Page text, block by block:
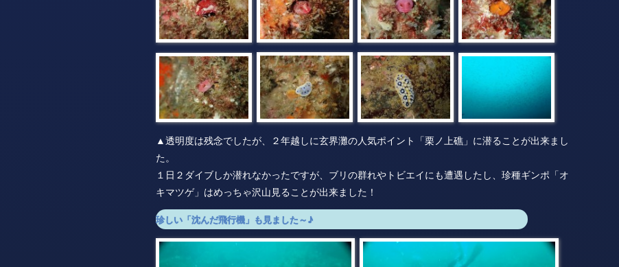
▲透明度は残念でしたが、２年越しに玄界灘の人気ポイント「栗ノ上礁」に潜ることが出来まし
た。
１日２ダイブしか潜れなかったですが、ブリの群れやトビエイにも遭遇したし、珍種ギンポ「オ
キマツゲ」はめっちゃ沢山見ることが出来ました！
珍しい「沈んだ飛行機」も見ました～♪